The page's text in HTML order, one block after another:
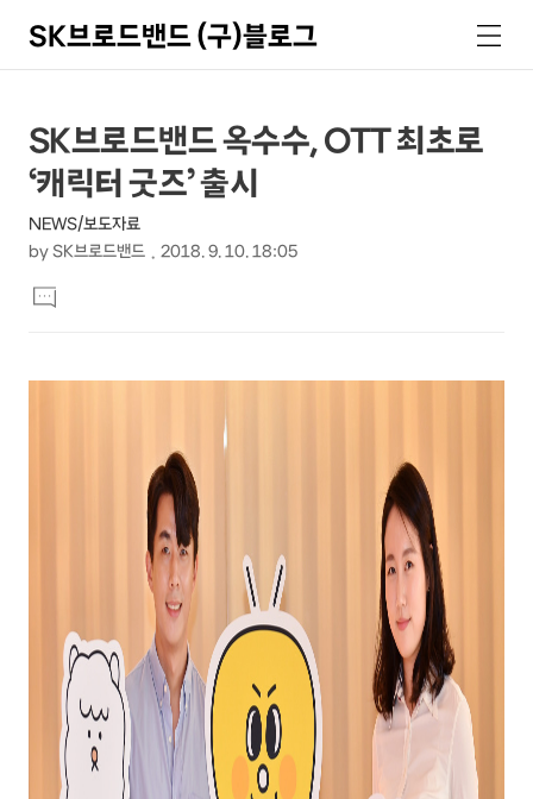
SK브로드밴드 (구)블로그
색
메
뉴
상
세
컨
텐
츠
본
문
제
목
SK브로드밴드 옥수수, OTT 최초로
‘캐릭터 굿즈’ 출시
NEWS/보도자료
by SK브로드밴드 2018. 9. 10. 18:05
문
댓
글